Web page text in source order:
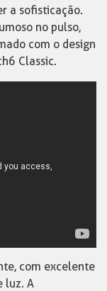
a sofisticação.
no pulso,
com o design
Classic.
com excelente
luz. A